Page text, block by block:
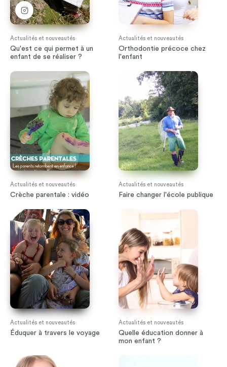
Actualités et nouveautés
Qu'est ce qui permet à un
enfant de se réaliser ?
Actualités et nouveautés
Orthodontie précoce chez
l'enfant
Actualités et nouveautés
Crèche parentale : vidéo
Actualités et nouveautés
Faire changer l'école publique
Actualités et nouveautés
Éduquer à travers le voyage
Actualités et nouveautés
Quelle éducation donner à
mon enfant ?